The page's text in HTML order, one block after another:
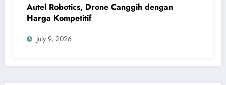
Autel Robotics, Drone Canggih dengan
Harga Kompetitif
July 9, 2026